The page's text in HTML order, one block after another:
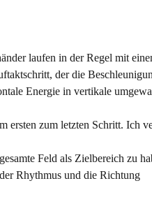
laufen in der Regel mit
der die
Energie in vertikale
ersten zum letzten Schritt. Ich
Feld als Zielbereich zu
Rhythmus und die Richtung